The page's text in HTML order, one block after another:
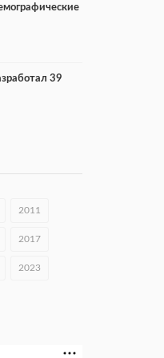
39
на въезде в
120Р»
2011
2017
2023